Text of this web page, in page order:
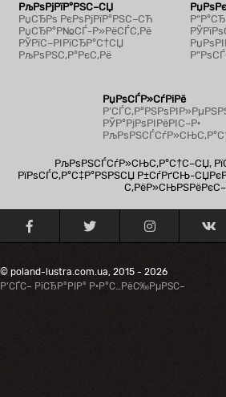
РљРѕРјРїР°РЅС–СЏ
РџСЂРѕ РєРѕРјРїР°РЅС–СЋ
РџСЂР°Р№СЃ-Р»РёСЃС‚Рё
РЎРїС–РІРїСЂР°С†СЏ
РљРѕРЅС‚Р°РєС‚Рё
РџРѕСЃР»СѓРіРё
РЎР°РјРѕРІРёРІС–Р·
РљРѕРЅСЃСѓР»СЊС‚Р°С†С–СЏ,
РїРѕСЃС‚Р°С‡Р°РЅРЅСЏ Р±СѓРґСЊ-
© poland-lustra.com.ua, 2015 - 2026
Р’СЃС– РїСЂР°РІР° Р·Р°С…РёС‰РµРЅС–